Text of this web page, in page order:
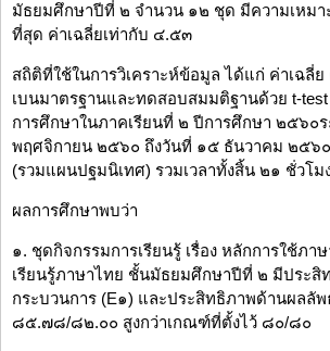
มัธยมศึกษาปีที่ ๒ จำนวน ๑๒ ชุด มีความเหมา
ที่สุด ค่าเฉลี่ยเท่ากับ ๔.๕๓
สถิติที่ใช้ในการวิเคราะห์ข้อมูล ได้แก่ ค่าเฉลี่ย
เบนมาตรฐานและทดสอบสมมติฐานด้วย t-
การศึกษาในภาคเรียนที่ ๒ ปีการศึกษา ๒๕๖๐ร
พฤศจิกายน ๒๕๖๐ ถึงวันที่ ๑๕ ธันวาคม ๒๕๖
(รวมแผนปฐมนิเทศ) รวมเวลาทั้งสิ้น ๒๑ ชั่วโม
ผลการศึกษาพบว่า
๑. ชุดกิจกรรมการเรียนรู้ เรื่อง หลักการใช้ภา
เรียนรู้ภาษาไทย ชั้นมัธยมศึกษาปีที่ ๒ มีประสิ
กระบวนการ (E๑) และประสิทธิภาพด้านผลลัพ
๘๕.๗๘/๘๒.๐๐ สูงกว่าเกณฑ์ที่ตั้งไว้ ๘๐/๘๐